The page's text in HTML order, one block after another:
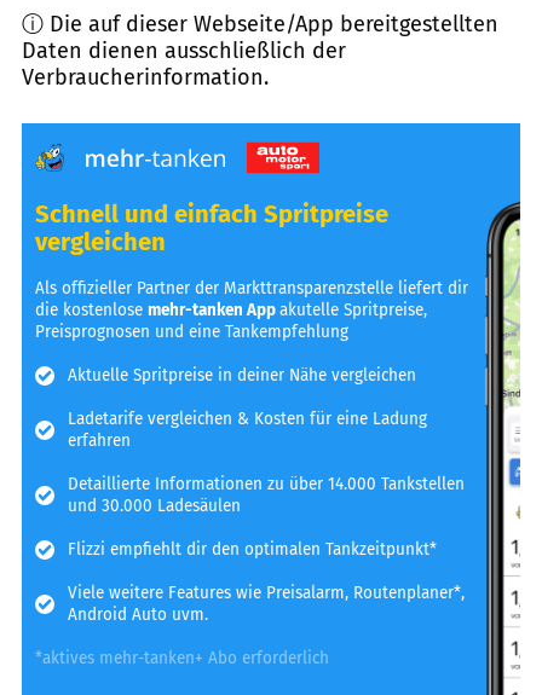
ⓘ Die auf dieser Webseite/App bereitgestellten
Daten dienen ausschließlich der
Verbraucherinformation.
Schnell und einfach Spritpreise
vergleichen
Als offizieller Partner der Markttransparenzstelle liefert dir
die kostenlosemehr-tanken Appakutelle Spritpreise,
Preisprognosen und eine Tankempfehlung
Aktuelle Spritpreise in deiner Nähe vergleichen
Ladetarife vergleichen & Kosten für eine Ladung
erfahren
Detaillierte Informationen zu über 14.000 Tankstellen
und 30.000 Ladesäulen
Flizzi empfiehlt dir den optimalen Tankzeitpunkt*
Viele weitere Features wie Preisalarm, Routenplaner*,
Android Auto uvm.
*aktives mehr-tanken+ Abo erforderlich